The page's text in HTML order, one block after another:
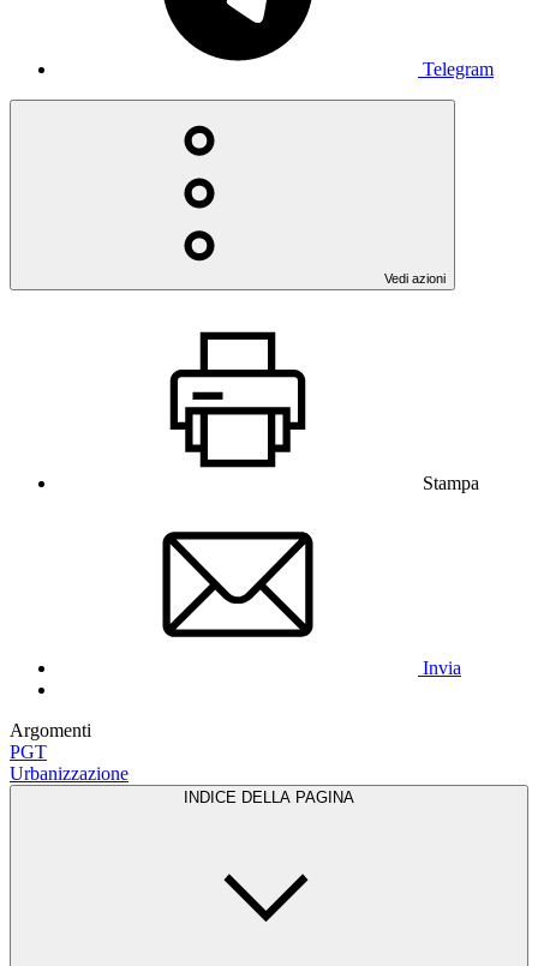
Telegram
Vedi azioni
Stampa
Invia
Argomenti
PGT
Urbanizzazione
INDICE DELLA PAGINA